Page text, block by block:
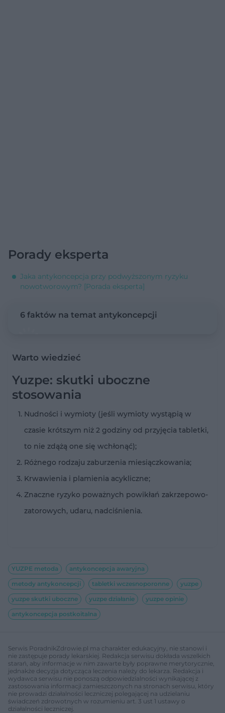
Porady eksperta
Jaka antykoncepcja przy podwyższonym ryzyku
nowotworowym? [Porada eksperta]
6 faktów na temat antykoncepcji
Warto wiedzieć
Yuzpe: skutki uboczne
stosowania
Nudności i wymioty (jeśli wymioty wystąpią w
czasie krótszym niż 2 godziny od przyjęcia tabletki,
to nie zdążą one się wchłonąć);
Różnego rodzaju zaburzenia miesiączkowania;
Krwawienia i plamienia acykliczne;
Znaczne ryzyko poważnych powikłań zakrzepowo-
zatorowych, udaru, nadciśnienia.
YUZPE metoda
antykoncepcja awaryjna
metody antykoncepcji
tabletki wczesnoporonne
yuzpe
yuzpe skutki uboczne
yuzpe działanie
yuzpe opinie
antykoncepcja postkoitalna
Serwis PoradnikZdrowie.pl ma charakter edukacyjny, nie stanowi i
nie zastępuje porady lekarskiej. Redakcja serwisu dokłada wszelkich
starań, aby informacje w nim zawarte były poprawne merytorycznie,
jednakże decyzja dotycząca leczenia należy do lekarza. Redakcja i
wydawca serwisu nie ponoszą odpowiedzialności wynikającej z
zastosowania informacji zamieszczonych na stronach serwisu, który
nie prowadzi działalności leczniczej polegającej na udzielaniu
świadczeń zdrowotnych w rozumieniu art. 3 ust 1 ustawy o
działalności leczniczej.